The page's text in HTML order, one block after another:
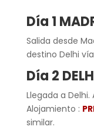
Día 1
Salida desde
destino Delhi
Día 2
Llegada a
Alojamiento :
similar.